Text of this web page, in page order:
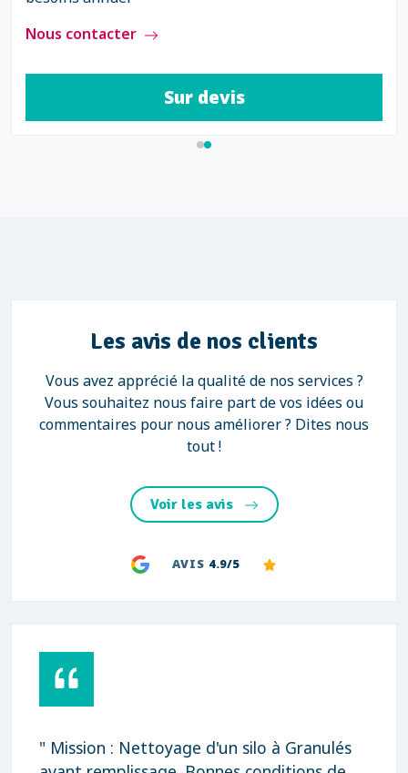
Nous contacter
Sur devis
Les avis de nos clients
Vous avez apprécié la qualité de nos services ?
Vous souhaitez nous faire part de vos idées ou
commentaires pour nous améliorer ? Dites nous
tout !
Voir les avis
AVIS 4.9/5
" Mission : Nettoyage d'un silo à Granulés